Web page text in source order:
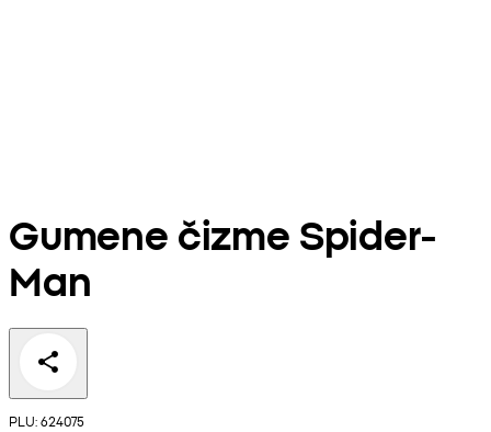
Gumene čizme Spider-
Man
PLU: 624075